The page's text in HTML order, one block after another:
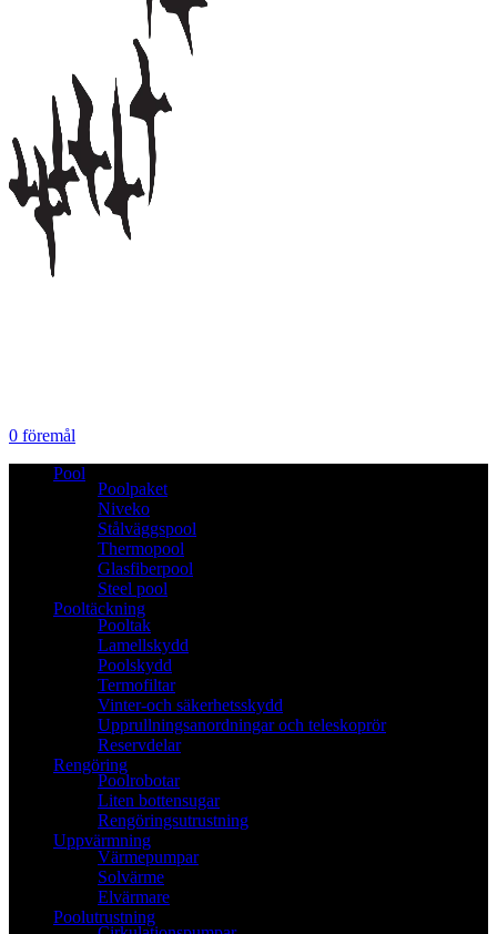
0 föremål
Pool
Poolpaket
Niveko
Stålväggspool
Thermopool
Glasfiberpool
Steel pool
Pooltäckning
Pooltak
Lamellskydd
Poolskydd
Termofiltar
Vinter-och säkerhetsskydd
Upprullningsanordningar och teleskoprör
Reservdelar
Rengöring
Poolrobotar
Liten bottensugar
Rengöringsutrustning
Uppvärmning
Värmepumpar
Solvärme
Elvärmare
Poolutrustning